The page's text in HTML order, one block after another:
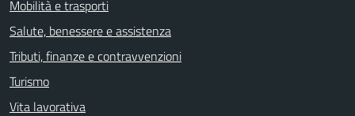
Mobilità e trasporti
Salute, benessere e assistenza
Tributi, finanze e contravvenzioni
Turismo
Vita lavorativa